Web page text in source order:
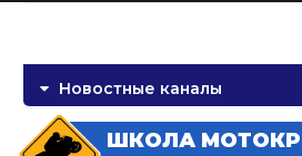
Новостные каналы
ШКОЛА